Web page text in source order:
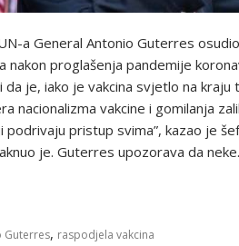
a General Antonio Guterres
nakon proglašenja pandemije
da je, iako je vakcina svjetlo na
nacionalizma vakcine i gomilanja
pristup svima”, kazao je
je. Guterres upozorava da
Guterres, raspodjela vakcina